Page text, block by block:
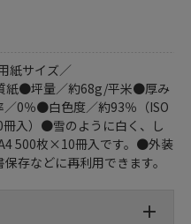
紙サイズ／
●坪量／約68g/平米●厚み
0％●白色度／約93％（ISO
入）●雪のように白く、し
500枚×10冊入です。●外装
存などに再利用できます。